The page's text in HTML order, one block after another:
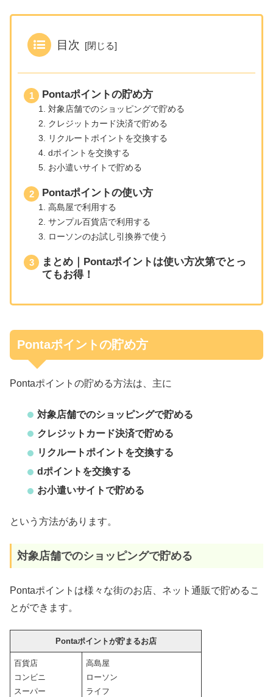
目次
Pontaポイントの貯め方
対象店舗でのショッピングで貯める
クレジットカード決済で貯める
リクルートポイントを交換する
dポイントを交換する
お小遣いサイトで貯める
Pontaポイントの使い方
高島屋で利用する
サンプル百貨店で利用する
ローソンのお試し引換券で使う
まとめ｜Pontaポイントは使い方次第でとっ
てもお得！
Pontaポイントの貯め方
Pontaポイントの貯める方法は、主に
対象店舗でのショッピングで貯める
クレジットカード決済で貯める
リクルートポイントを交換する
dポイントを交換する
お小遣いサイトで貯める
という方法があります。
対象店舗でのショッピングで貯める
Pontaポイントは様々な街のお店、ネット通販で貯めるこ
とができます。
Pontaポイントが貯まるお店
百貨店
コンビニ
スーパー
高島屋
ローソン
ライフ